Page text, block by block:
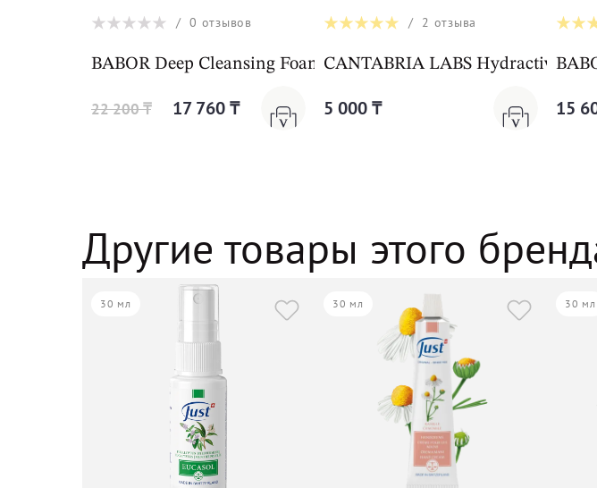
/0 отзывов
BABOR Deep Cleansing Foam
22 200 ₸ 17 760 ₸
/ 2 отзыва
CANTABRIA LABS Hydractive
5 000 ₸ 15
Другие товары этого
30 мл 30 мл 30 мл